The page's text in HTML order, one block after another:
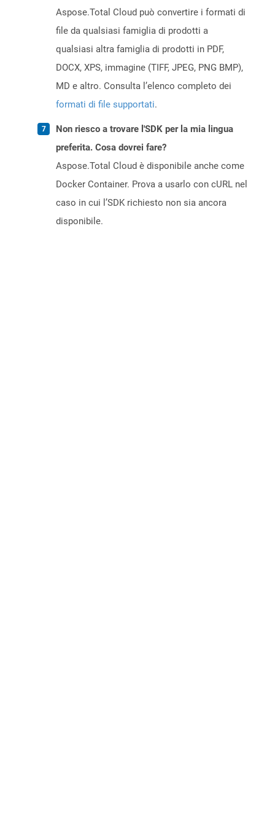
Aspose.Total Cloud può convertire i formati di
file da qualsiasi famiglia di prodotti a
qualsiasi altra famiglia di prodotti in PDF,
DOCX, XPS, immagine (TIFF, JPEG, PNG BMP),
MD e altro. Consulta l’elenco completo dei
formati di file supportati.
Non riesco a trovare l'SDK per la mia lingua
preferita. Cosa dovrei fare?
Aspose.Total Cloud è disponibile anche come
Docker Container. Prova a usarlo con cURL nel
caso in cui l’SDK richiesto non sia ancora
disponibile.